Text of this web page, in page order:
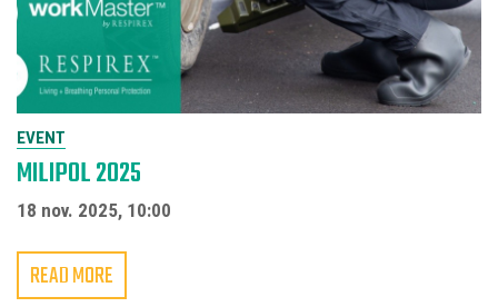
EVENT
MILIPOL 2025
18 nov. 2025, 10:00
READ MORE